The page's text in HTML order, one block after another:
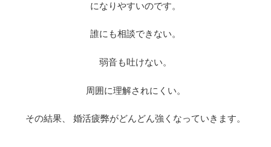
になりやすいのです。
誰にも相談できない。
弱音も吐けない。
周囲に理解されにくい。
その結果、 婚活疲弊がどんどん強くなっていきます。